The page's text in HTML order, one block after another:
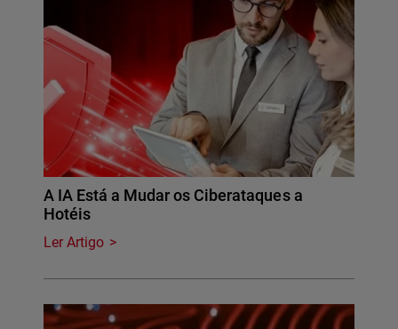
A IA Está a Mudar os Ciberataques a
Hotéis
Ler Artigo